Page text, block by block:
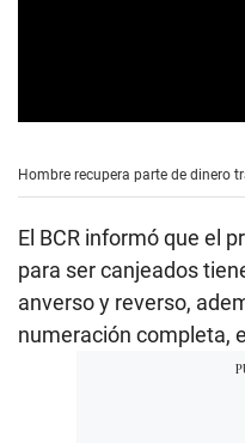
e
n
d
s
o
f
m
Hombre recupera parte de dinero
El BCR informó que el
para ser canjeados
anverso y reverso,
numeración completa,